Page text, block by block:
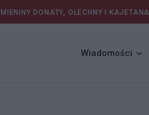
IMIENINY DONATY, OLECHNY I KAJETANA
Wiadomości